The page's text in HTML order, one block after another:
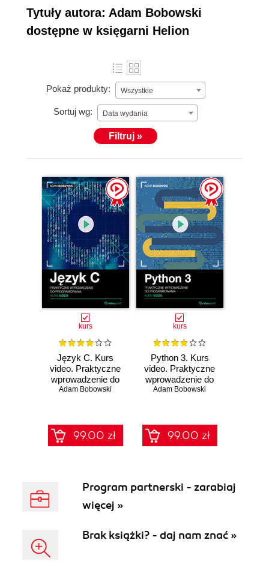
Tytuły autora: Adam Bobowski
dostępne w księgarni Helion
Pokaż produkty: Wszystkie
Sortuj wg: Data wydania
Filtruj »
kurs
Język C. Kurs
video. Praktyczne
wprowadzenie do
programowania
Adam Bobowski
99.00 zł
kurs
Python 3. Kurs
video. Praktyczne
wprowadzenie do
programowania
Adam Bobowski
99.00 zł
Program partnerski - zarabiaj
więcej »
Brak książki? - daj nam znać »